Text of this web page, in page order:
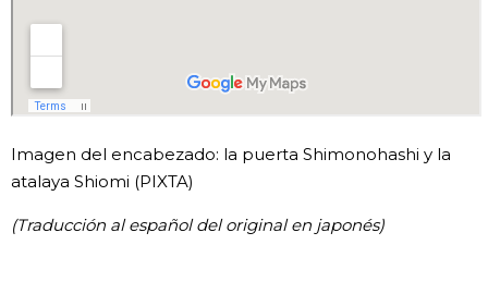
Imagen del encabezado: la puerta Shimonohashi y la
atalaya Shiomi (PIXTA)
(Traducción al español del original en japonés)